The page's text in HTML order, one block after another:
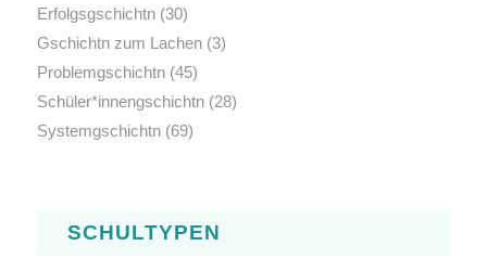
Erfolgsgschichtn(30)
Gschichtn zum Lachen(3)
Problemgschichtn(45)
Schüler*innengschichtn(28)
Systemgschichtn(69)
SCHULTYPEN